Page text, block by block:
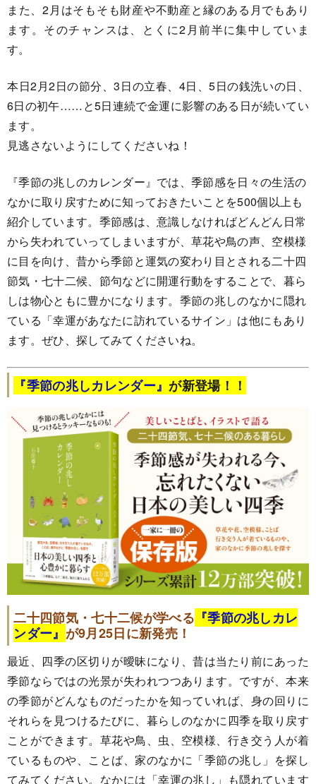
また、2月はそもそも財産や不動産と縁のある月でもあり
ます。そのチャンスは、とくに2月前半に集中していま
す。
本日2月2日の節分、3日の立春、4日、5日の銭洗いの日、
6日の初午……と5日連続で金運に影響のある日が続いてい
ます。
見逃さないようにしてくださいね！
『季節の兆しのカレンダー』では、季節感を日々の生活の
なかに取り戻すために知っておきたいことを500個以上も
紹介しています。季節感は、意識しなければどんどん日常
から失われていってしまいますが、草花や鳥の声、空模様
に目を向け、昔から季節と運気の変わり目とされる二十四
節気・七十二候、節句などに開運行動をすることで、暮ら
しは物心ともに豊かになります。季節の兆しのなかに隠れ
ている「幸運があなたに訪れているサイン」は他にもあり
ます。ぜひ、探してみてくださいね。
『季節の兆しカレンダー』 が新登場！！
二十四節気・七十二候が学べる 『季節の兆しカレ
ンダー』 が9月25日に新発売！
最近、四季の区切りが曖昧になり、昔は当たり前にあった
季節ならではの光景が失われつつあります。ですが、本来
の季節がどんなものだったかを知っていれば、身の回りに
それらを見つけるたびに、暮らしのなかに四季を取り戻す
ことができます。草花や鳥、虫、空模様、行き交う人が着
ているものや、ことば、家のなかに「季節の兆し」を探し
てみてください。なかには「幸運の兆し」も隠れています